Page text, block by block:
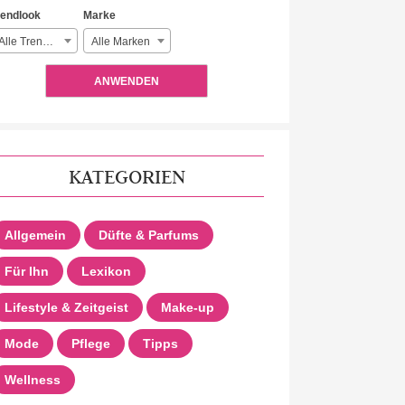
Alle Trendlooks
Marke
Alle Marken
ANWENDEN
KATEGORIEN
Allgemein Düfte & Parfums
Für Ihn Lexikon
Lifestyle & Zeitgeist Make-up
Mode Pflege Tipps
Wellness